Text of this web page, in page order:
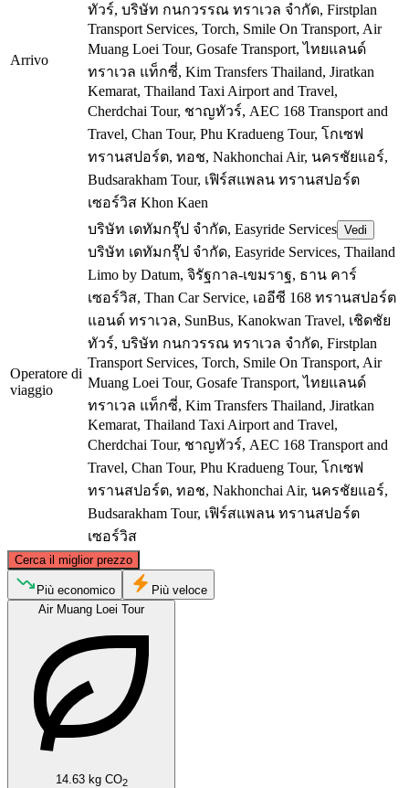
Arrivo
ทัวร์, บริษัท กนกวรรณ ทราเวล จำกัด, Firstplan
Transport Services, Torch, Smile On Transport, Air
Muang Loei Tour, Gosafe Transport, ไทยแลนด์
ทราเวล แท็กซี่, Kim Transfers Thailand, Jiratkan
Kemarat, Thailand Taxi Airport and Travel,
Cherdchai Tour, ชาญทัวร์, AEC 168 Transport and
Travel, Chan Tour, Phu Kradueng Tour, โกเซฟ
ทรานสปอร์ต, ทอช, Nakhonchai Air, นครชัยแอร์,
Budsarakham Tour, เฟิร์สแพลน ทรานสปอร์ต
เซอร์วิส Khon Kaen
Operatore di
viaggio
บริษัท เดทัมกรุ๊ป จำกัด, Easyride Services Vedi
บริษัท เดทัมกรุ๊ป จำกัด, Easyride Services, Thailand
Limo by Datum, จิรัฐกาล-เขมราฐ, ธาน คาร์
เซอร์วิส, Than Car Service, เออีซี 168 ทรานสปอร์ต
แอนด์ ทราเวล, SunBus, Kanokwan Travel, เชิดชัย
ทัวร์, บริษัท กนกวรรณ ทราเวล จำกัด, Firstplan
Transport Services, Torch, Smile On Transport, Air
Muang Loei Tour, Gosafe Transport, ไทยแลนด์
ทราเวล แท็กซี่, Kim Transfers Thailand, Jiratkan
Kemarat, Thailand Taxi Airport and Travel,
Cherdchai Tour, ชาญทัวร์, AEC 168 Transport and
Travel, Chan Tour, Phu Kradueng Tour, โกเซฟ
ทรานสปอร์ต, ทอช, Nakhonchai Air, นครชัยแอร์,
Budsarakham Tour, เฟิร์สแพลน ทรานสปอร์ต
เซอร์วิส
Cerca il miglior prezzo
Più economico
Più veloce
Air Muang Loei Tour
14.63 kg CO2